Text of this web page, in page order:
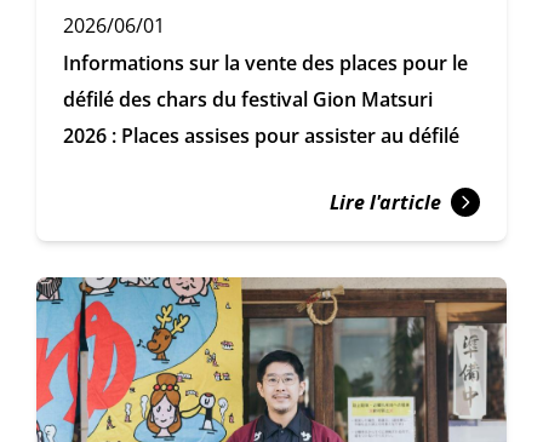
2026/06/01
Informations sur la vente des places pour le
défilé des chars du festival Gion Matsuri
2026 : Places assises pour assister au défilé
Lire l'article